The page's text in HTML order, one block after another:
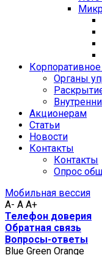
Органы
Акционерам
Статьи
Новости
Контакты
Контакты
Опрос
Мобильная вессия
A- A A+
Телефон доверия
Обратная связь
Вопросы-ответы
Blue Green Orange